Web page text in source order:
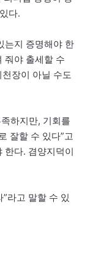
다.
는지 증명해야 한
줘야 출세할 수
장이 아닐 수도
하지만, 기회를
잘할 수 있다”고
한다. 겸양지덕이
라고 말할 수 있